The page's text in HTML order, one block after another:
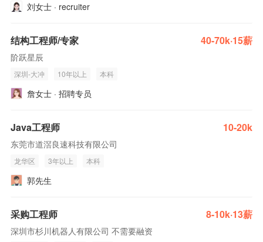
刘女士 · recruiter
结构工程师/专家 40-70k·15薪
阶跃星辰
深圳-大冲 10年以上 本科
詹女士 · 招聘专员
Java工程师 10-20k
东莞市道滘良速科技有限公司
龙华区 3年以上 本科
郭先生
采购工程师 8-10k·13薪
深圳市杉川机器人有限公司 不需要融资